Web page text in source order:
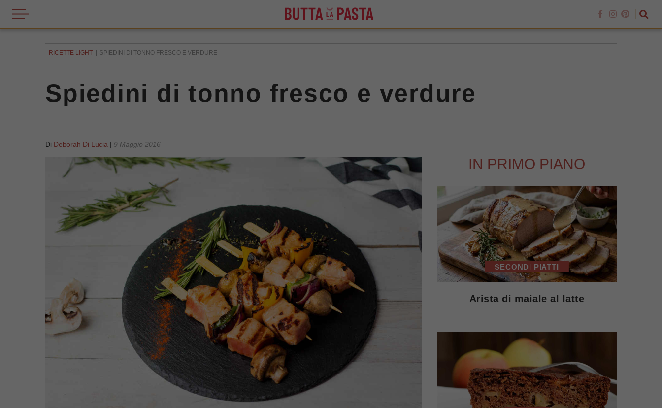
RICETTE LIGHT SPIEDINI DI TONNO FRESCO E VERDURE
Spiedini di tonno fresco e verdure
Di Deborah Di Lucia | 9 Maggio 2016
IN PRIMO PIANO
SECONDI PIATTI
Arista di maiale al latte